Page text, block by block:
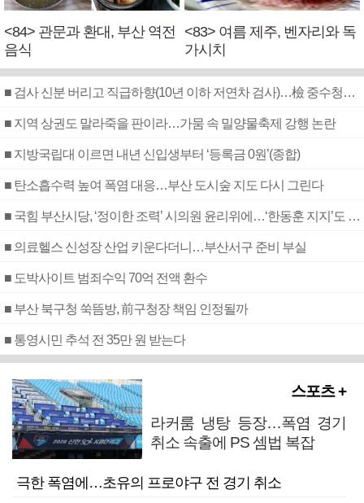
<84> 관문과 환대, 부산 역전
음식
<83> 여름 제주, 벤자리와 독
가시치
■ 검사 신분 버리고 직급하향(10년 이하 저연차 검사)…檢 중수청행 기피
■ 지역 상권도 말라죽을 판이라…가뭄 속 밀양물축제 강행 논란
■ 지방국립대 이르면 내년 신입생부터 ‘등록금 0원’(종합)
■ 탄소흡수력 높여 폭염 대응…부산 도시숲 지도 다시 그린다
■ 국힘 부산시당, ‘정이한 조력’ 시의원 윤리위에…‘한동훈 지지’도 신고접수
■ 의료헬스 신성장 산업 키운다더니…부산서구 준비 부실
■ 도박사이트 범죄수익 70억 전액 환수
■ 부산 북구청 쑥뜸방, 前구청장 책임 인정될까
■ 통영시민 추석 전 35만 원 받는다
스포츠 +
라커룸 냉탕 등장…폭염 경기
취소 속출에 PS 셈법 복잡
극한 폭염에…초유의 프로야구 전 경기 취소